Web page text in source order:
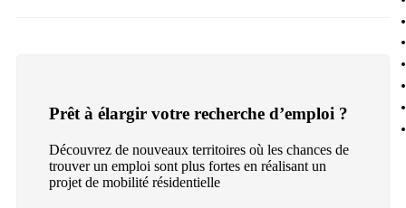
Prêt à élargir votre recherche d’emploi ?
Découvrez de nouveaux territoires où les chances de
trouver un emploi sont plus fortes en réalisant un
projet de mobilité résidentielle